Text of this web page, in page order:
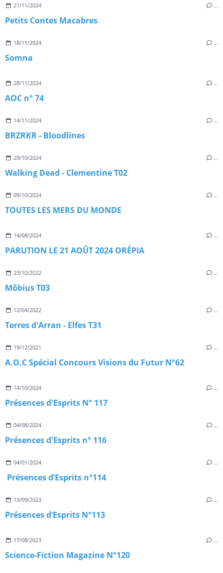
21/11/2024 …
Petits Contes Macabres
18/11/2024 …
Somna
28/11/2024 …
AOC n° 74
14/11/2024 …
BRZRKR - Bloodlines
29/10/2024 …
Walking Dead - Clementine T02
09/10/2024 …
TOUTES LES MERS DU MONDE
14/08/2024 …
PARUTION LE 21 AOÛT 2024 ORÉPIA
23/10/2022 …
Môbius T03
12/04/2022 …
Terres d'Arran - Elfes T31
19/12/2021 …
A.O.C Spécial Concours Visions du Futur N°62
14/10/2024 …
Présences d'Esprits N° 117
04/08/2024 …
Présences d'Esprits n° 116
04/01/2024 …
Présences d’Esprits n°114
13/09/2023 …
Présences d’Esprits N°113
17/08/2023 …
Science-Fiction Magazine N°120